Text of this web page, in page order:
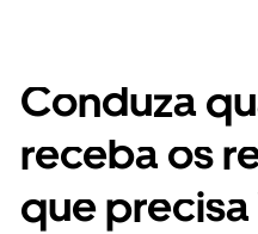
Conduza
receba os
que